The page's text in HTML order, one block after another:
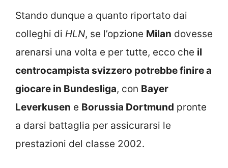
Stando dunque a quanto riportato dai
colleghi di HLN, se l’opzione Milan dovesse
arenarsi una volta e per tutte, ecco che il
centrocampista svizzero potrebbe finire a
giocare in Bundesliga, con Bayer
Leverkusen e Borussia Dortmund pronte
a darsi battaglia per assicurarsi le
prestazioni del classe 2002.